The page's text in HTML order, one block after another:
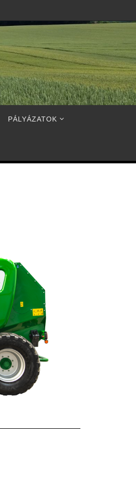
PÁLYÁZATOK